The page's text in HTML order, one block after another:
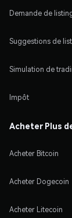
Demande de
Suggestions de
Simulation de
Impôt
Acheter Plus
Acheter Bitcoin
Acheter Dogecoin
Acheter Litecoin